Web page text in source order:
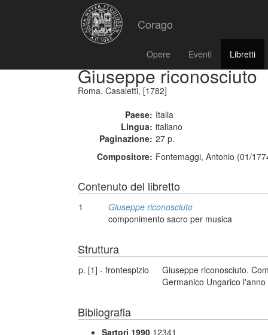
Corago
Opere Eventi Libretti
Giuseppe riconosciuto
Roma, Casaletti, [1782]
Paese: Italia
Lingua: italiano
Paginazione: 27 p.
Compositore: Fontemaggi, Antonio (01/
Contenuto del libretto
1
Giuseppe riconosciuto
componimento sacro per musica
Struttura
p. [1] - frontespizio
Giuseppe riconosciuto.
Germanico Ungarico
Bibliografia
Sartori 1990 12341